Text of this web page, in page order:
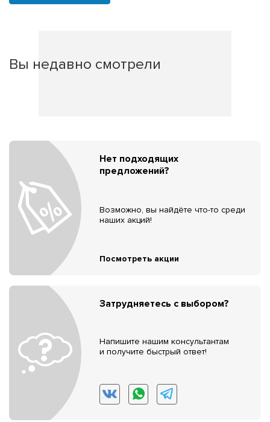
Вы недавно смотрели
Нет подходящих
предложений?
Возможно, вы найдёте что-то среди
наших акций!
Посмотреть акции
Затрудняетесь с выбором?
Напишите нашим консультантам
и получите быстрый ответ!